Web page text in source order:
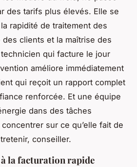
des tarifs plus élevés. Elle se
rapidité de traitement des
clients et la maîtrise des
qui facture le jour
améliore immédiatement
qui reçoit un rapport complet
renforcée. Et une équipe
dans des tâches
sur ce qu’elle fait de
conseiller.
la facturation rapide